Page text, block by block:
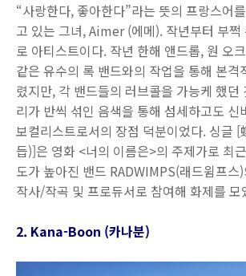
“사랑한다, 좋아한다”라는 뜻의 프랑스어
고 있는 그녀, Aimer (에메). 작년부터 부쩍
로 아티스트이다. 작년 한해 앤드롭, 원 오
같은 유수의 록 밴드와의 작업을 통해 본격
렸지만, 각 밴드들의 러브콜을 가능케 했던
리가 반씩 섞인 음색을 통해 섬세하고도 신
보컬리스트로서의 장점 덕분이었다. 싱글
듭)]은 영화 <너의 이름은>의 주제가로 최
도가 높아진 밴드 RADWIMPS(래드윔프스
작사/작곡 및 프로듀서로 참여해 화제를
2. Kana-Boon (카나분)